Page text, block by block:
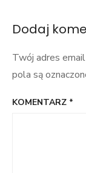
Dodaj
Twój adres
pola są
KOMENTARZ *